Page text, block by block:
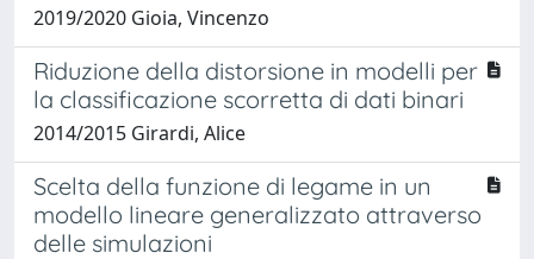
2019/2020 Gioia, Vincenzo
Riduzione della distorsione in modelli per
la classificazione scorretta di dati binari
2014/2015 Girardi, Alice
Scelta della funzione di legame in un
modello lineare generalizzato attraverso
delle simulazioni